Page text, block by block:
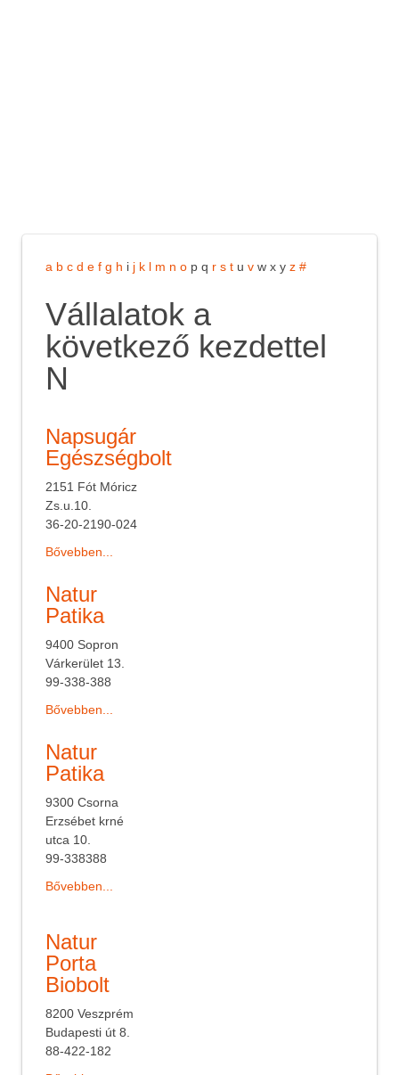
a b c d e f g h i j k l m n o p q r s t u v w x y z #
Vállalatok a
következő kezdettel
N
Napsugár
Egészségbolt
2151 Fót Móricz
Zs.u.10.
36-20-2190-024
Bővebben...
Natur
Patika
9400 Sopron
Várkerület 13.
99-338-388
Bővebben...
Natur
Patika
9300 Csorna
Erzsébet krné
utca 10.
99-338388
Bővebben...
Natur
Porta
Biobolt
8200 Veszprém
Budapesti út 8.
88-422-182